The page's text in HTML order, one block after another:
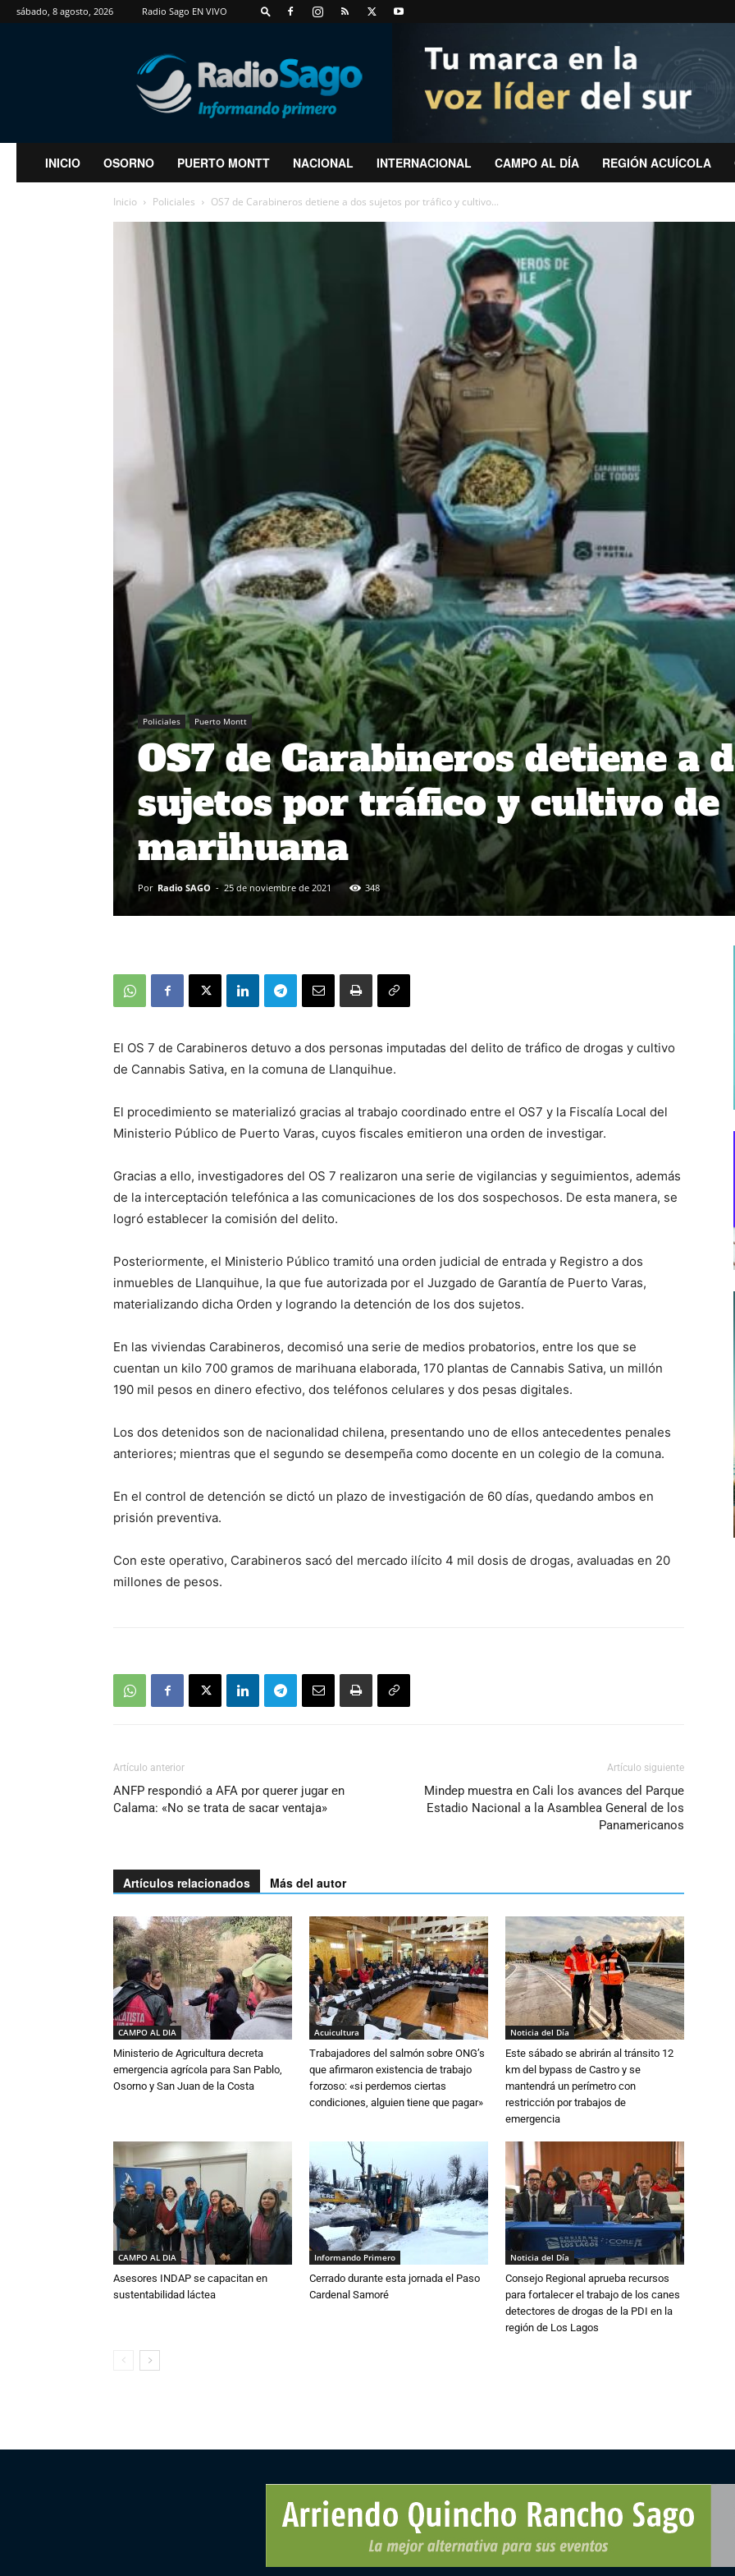
sábado, 8 agosto, 2026 Radio Sago EN VIVO
RadioSago
INICIO OSORNO PUERTO MONTT NACIONAL INTERNACIONAL CAMPO AL DÍA REGIÓN ACUÍCOLA
Inicio Policiales OS7 de Carabineros detiene a dos sujetos por tráfico y cultivo...
Policiales Puerto Montt
OS7 de Carabineros detiene a
sujetos por tráfico y cultivo de
marihuana
Por Radio SAGO - 25 de noviembre de 2021 348
El OS 7 de Carabineros detuvo a dos personas imputadas del delito de tráfico de drogas y cultivo
de Cannabis Sativa, en la comuna de Llanquihue.
El procedimiento se materializó gracias al trabajo coordinado entre el OS7 y la Fiscalía Local del
Ministerio Público de Puerto Varas, cuyos fiscales emitieron una orden de investigar.
Gracias a ello, investigadores del OS 7 realizaron una serie de vigilancias y seguimientos, además
de la interceptación telefónica a las comunicaciones de los dos sospechosos. De esta manera, se
logró establecer la comisión del delito.
Posteriormente, el Ministerio Público tramitó una orden judicial de entrada y Registro a dos
inmuebles de Llanquihue, la que fue autorizada por el Juzgado de Garantía de Puerto Varas,
materializando dicha Orden y logrando la detención de los dos sujetos.
En las viviendas Carabineros, decomisó una serie de medios probatorios, entre los que se
cuentan un kilo 700 gramos de marihuana elaborada, 170 plantas de Cannabis Sativa, un millón
190 mil pesos en dinero efectivo, dos teléfonos celulares y dos pesas digitales.
Los dos detenidos son de nacionalidad chilena, presentando uno de ellos antecedentes penales
anteriores; mientras que el segundo se desempeña como docente en un colegio de la comuna.
En el control de detención se dictó un plazo de investigación de 60 días, quedando ambos en
prisión preventiva.
Con este operativo, Carabineros sacó del mercado ilícito 4 mil dosis de drogas, avaluadas en 20
millones de pesos.
Artículo anterior
ANFP respondió a AFA por querer jugar en
Calama: «No se trata de sacar ventaja»
Artículo siguiente
Mindep muestra en Cali los avances del Parque
Estadio Nacional a la Asamblea General de los
Panamericanos
Artículos relacionados Más del autor
CAMPO AL DIA
Ministerio de Agricultura decreta
emergencia agrícola para San Pablo,
Osorno y San Juan de la Costa
Acuicultura
Trabajadores del salmón sobre ONG’s
que afirmaron existencia de trabajo
forzoso: «si perdemos ciertas
condiciones, alguien tiene que pagar»
Noticia del Día
Este sábado se abrirán al tránsito 12
km del bypass de Castro y se
mantendrá un perímetro con
restricción por trabajos de
emergencia
CAMPO AL DIA
Asesores INDAP se capacitan en
sustentabilidad láctea
Informando Primero
Cerrado durante esta jornada el Paso
Cardenal Samoré
Noticia del Día
Consejo Regional aprueba recursos
para fortalecer el trabajo de los canes
detectores de drogas de la PDI en la
región de Los Lagos